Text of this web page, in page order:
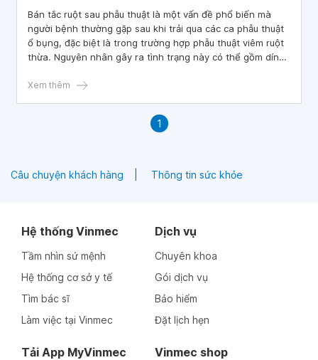
Bán tắc ruột sau phẫu thuật là một vấn đề phổ biến mà
người bệnh thường gặp sau khi trải qua các ca phẫu thuật
ổ bụng, đặc biệt là trong trường hợp phẫu thuật viêm ruột
thừa. Nguyên nhân gây ra tình trạng này có thể gồm dính
hoặc dị vật còn lại trong bụng.
Xem thêm
1
Câu chuyện khách hàng Thông tin sức khỏe
Hệ thống Vinmec
Tầm nhìn sứ mệnh
Hệ thống cơ sở y tế
Tìm bác sĩ
Làm việc tại Vinmec
Dịch vụ
Chuyên khoa
Gói dịch vụ
Bảo hiểm
Đặt lịch hẹn
Tải App MyVinmec Vinmec shop